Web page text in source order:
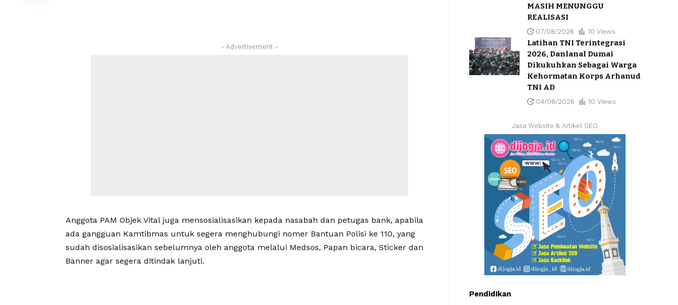
- Advertisement -
Anggota PAM Objek Vital juga mensosialisasikan kepada nasabah dan petugas bank, apabila
ada gangguan Kamtibmas untuk segera menghubungi nomer Bantuan Polisi ke 110, yang
sudah disosialisasikan sebelumnya oleh anggota melalui Medsos, Papan bicara, Sticker dan
Banner agar segera ditindak lanjuti.
MASIH MENUNGGU
REALISASI
07/08/2026 10 Views
Latihan TNI Terintegrasi
2026, Danlanal Dumai
Dikukuhkan Sebagai Warga
Kehormatan Korps Arhanud
TNI AD
04/08/2026 10 Views
Jasa Website & Artikel SEO
Pendidikan